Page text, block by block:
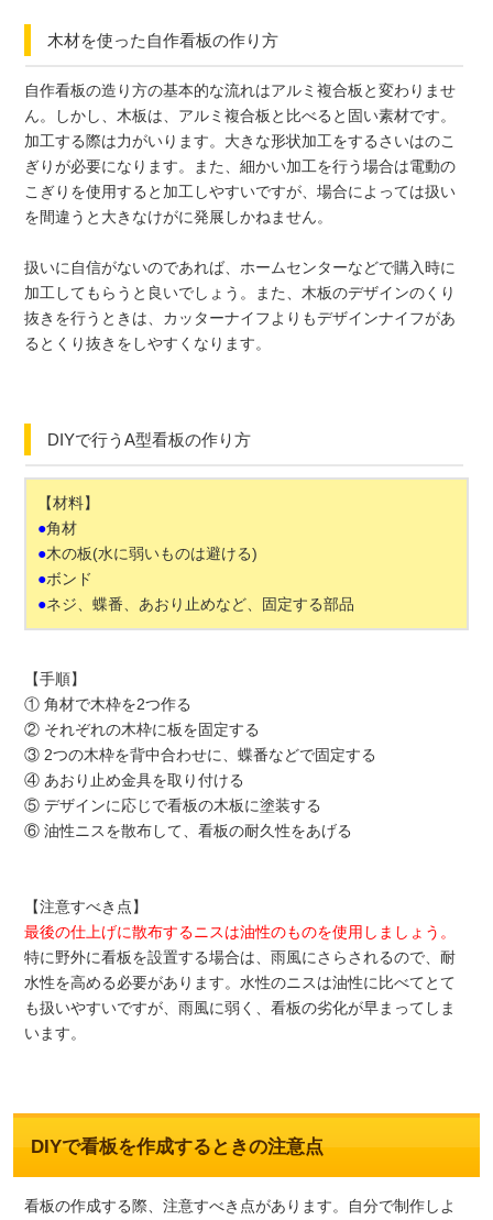
木材を使った自作看板の作り方
自作看板の造り方の基本的な流れはアルミ複合板と変わりませ
ん。しかし、木板は、アルミ複合板と比べると固い素材です。
加工する際は力がいります。大きな形状加工をするさいはのこ
ぎりが必要になります。また、細かい加工を行う場合は電動の
こぎりを使用すると加工しやすいですが、場合によっては扱い
を間違うと大きなけがに発展しかねません。
扱いに自信がないのであれば、ホームセンターなどで購入時に
加工してもらうと良いでしょう。また、木板のデザインのくり
抜きを行うときは、カッターナイフよりもデザインナイフがあ
るとくり抜きをしやすくなります。
DIYで行うA型看板の作り方
【材料】
●角材
●木の板(水に弱いものは避ける)
●ボンド
●ネジ、蝶番、あおり止めなど、固定する部品
【手順】
① 角材で木枠を2つ作る
② それぞれの木枠に板を固定する
③ 2つの木枠を背中合わせに、蝶番などで固定する
④ あおり止め金具を取り付ける
⑤ デザインに応じで看板の木板に塗装する
⑥ 油性ニスを散布して、看板の耐久性をあげる
【注意すべき点】
最後の仕上げに散布するニスは油性のものを使用しましょう。
特に野外に看板を設置する場合は、雨風にさらされるので、耐
水性を高める必要があります。水性のニスは油性に比べてとて
も扱いやすいですが、雨風に弱く、看板の劣化が早まってしま
います。
DIYで看板を作成するときの注意点
看板の作成する際、注意すべき点があります。自分で制作しよ